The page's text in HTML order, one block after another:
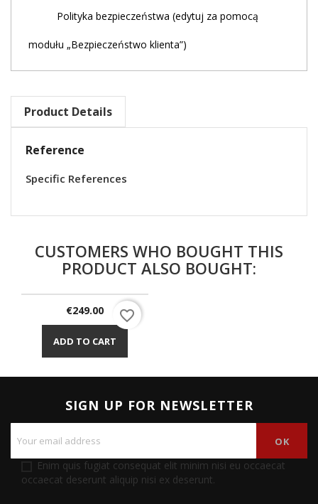
Polityka bezpieczeństwa (edytuj za pomocą
modułu „Bezpieczeństwo klienta”)
Product Details
Reference
Specific References
CUSTOMERS WHO BOUGHT THIS
PRODUCT ALSO BOUGHT:
Price
€249.00
ADD TO CART
favorite_border
SIGN UP FOR NEWSLETTER
Enim quis fugiat consequat elit minim nisi eu occaecat
occaecat deserunt aliquip nisi ex deserunt.